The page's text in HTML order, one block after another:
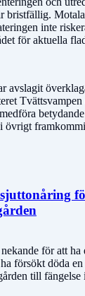
bristfällig.
inte
för aktuella
avslagit
övrigt
för att ha
försökt döda
till fängelse